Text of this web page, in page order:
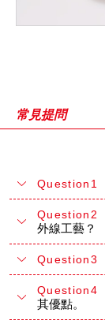
常見提問
Question1
Question2
外線工藝？
Question3
Question4
其優點。